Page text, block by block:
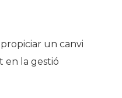
un canvi
en la gestió